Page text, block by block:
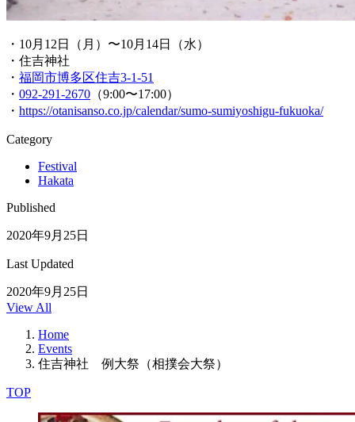
・10月12日（月）〜10月14日（水）
・住吉神社
・ 福岡市博多区住吉3-1-51
・ 092-291-2670 （9:00〜17:00）
・ https://otanisanso.co.jp/calendar/sumo-sumiyoshigu-fukuoka/
Category
Festival
Hakata
Published
2020年9月25日
Last Updated
2020年9月25日
View All
Home
Events
住吉神社 例大祭（相撲会大祭）
TOP